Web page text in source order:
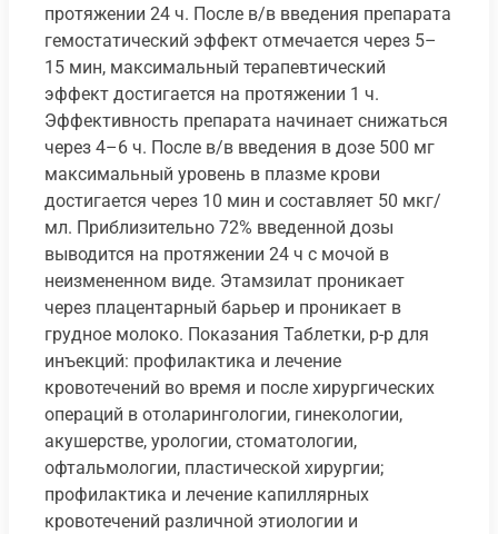
протяжении 24 ч. После в/в введения препарата
гемостатический эффект отмечается через 5–
15 мин, максимальный терапевтический
эффект достигается на протяжении 1 ч.
Эффективность препарата начинает снижаться
через 4–6 ч. После в/в введения в дозе 500 мг
максимальный уровень в плазме крови
достигается через 10 мин и составляет 50 мкг/
мл. Приблизительно 72% введенной дозы
выводится на протяжении 24 ч с мочой в
неизмененном виде. Этамзилат проникает
через плацентарный барьер и проникает в
грудное молоко. Показания Таблетки, р-р для
инъекций: профилактика и лечение
кровотечений во время и после хирургических
операций в отоларингологии, гинекологии,
акушерстве, урологии, стоматологии,
офтальмологии, пластической хирургии;
профилактика и лечение капиллярных
кровотечений различной этиологии и